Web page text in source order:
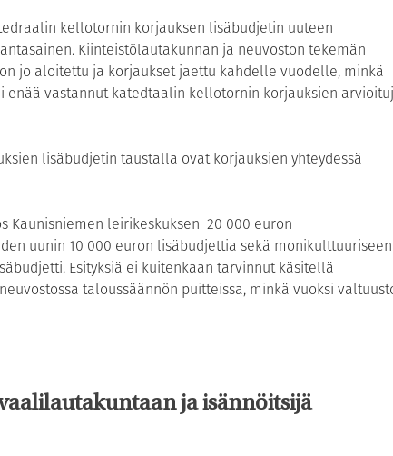
kellotornin korjauksen lisäbudjetin uuteen
Kiinteistölautakunnan ja neuvoston tekemän
jo aloitettu ja korjaukset jaettu kahdelle vuodelle, minkä
enää vastannut katedtaalin kellotornin korjauksien
lisäbudjetin taustalla ovat korjauksien yhteydessä
Kaunisniemen leirikeskuksen 20 000 euron
uunin 10 000 euron lisäbudjettia sekä monikulttuuriseen
Esityksiä ei kuitenkaan tarvinnut käsitellä
taloussäännön puitteissa, minkä vuoksi
ja isännöitsijä